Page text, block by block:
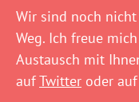
Wir sind noch
Weg. Ich freue
Austausch mit
aufTwitter oder